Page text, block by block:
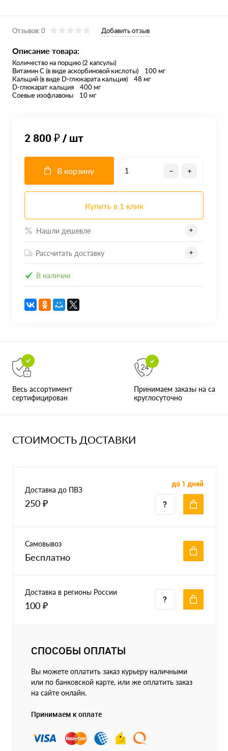
Отзывов: 0 Добавить отзыв
Описание товара:
Количество на порцию (2 капсулы)
Витамин С (в виде аскорбиновой кислоты) 100 мг
Кальций (в виде D-глюкарата кальция) 48 мг
D-глюкарат кальция 400 мг
Соевые изофлавоны 10 мг
2 800 ₽/ шт
В корзину
Купить в 1 клик
Нашли дешевле
Рассчитать доставку
В наличии
Весь ассортимент
сертифицирован
Принимаем заказы на сайте
круглосуточно
СТОИМОСТЬ ДОСТАВКИ
Доставка до ПВЗ
250 ₽
до 1 дней
Самовывоз
Бесплатно
Доставка в регионы России
100 ₽
СПОСОБЫ ОПЛАТЫ
Вы можете оплатить заказ курьеру наличными
или по банковской карте, или же оплатить заказ
на сайте онлайн.
Принимаем к оплате